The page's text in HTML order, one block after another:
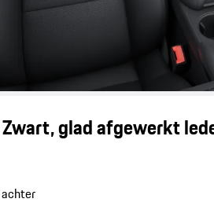
glad afgewerkt